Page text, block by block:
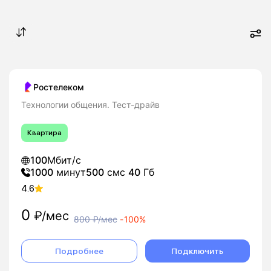
Ростелеком
Технологии общения. Тест-драйв
Квартира
100Мбит/с
1000 минут500 смс 40 Гб
4.6
0 ₽/мес 800₽/мес -100%
Подробнее Подключить